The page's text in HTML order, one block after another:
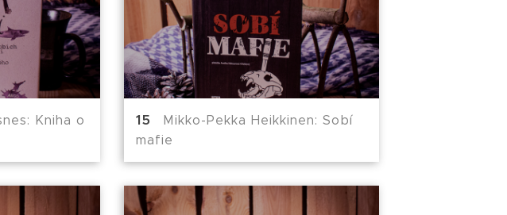
Kniha o
Mikko-Pekka Heikkinen: Sobí
mafie